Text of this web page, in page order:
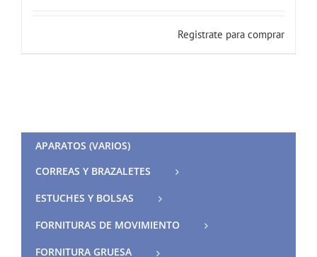
Registrate para comprar
APARATOS (VARIOS)
CORREAS Y BRAZALETES
ESTUCHES Y BOLSAS
FORNITURAS DE MOVIMIENTO
FORNITURA GRUESA